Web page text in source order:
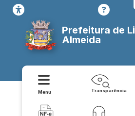
Prefeitura de
Almeida
Menu Transparência